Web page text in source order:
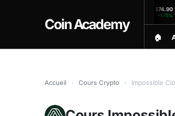
Coin Academy
🏠︎
Accueil › Cours Crypto › Impossible